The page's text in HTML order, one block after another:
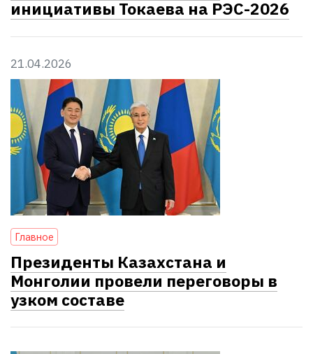
инициативы Токаева на РЭС-2026
21.04.2026
Главное
Президенты Казахстана и
Монголии провели переговоры в
узком составе